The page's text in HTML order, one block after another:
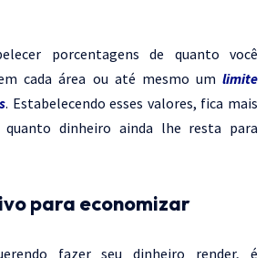
porcentagens de quanto você
cada área ou até mesmo um limite
. Estabelecendo esses valores, fica mais
dinheiro ainda lhe resta para
para economizar
fazer seu dinheiro render, é